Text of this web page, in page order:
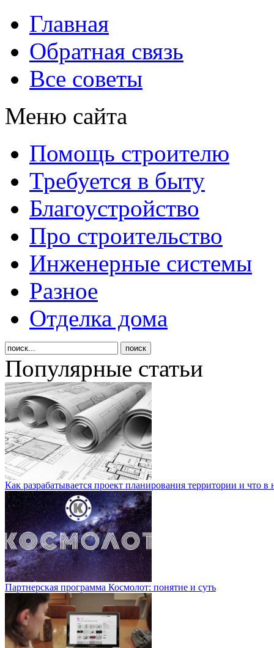
Главная
Обратная связь
Все советы
Меню сайта
Помощь строителю
Требуется в быту
Благоустройство
Про строительство
Инженерные системы
Разное
Отделка дома
Популярные статьи
Как разрабатывается проект планирования территории и что в
Партнерская программа Космолот: понятие и суть